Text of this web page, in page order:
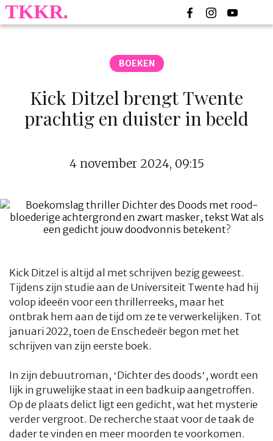
BOEKEN
Kick Ditzel brengt Twente
prachtig en duister in beeld
4 november 2024, 09:15
Kick Ditzel is altijd al met schrijven bezig geweest.
Tijdens zijn studie aan de Universiteit Twente had hij
volop ideeën voor een thrillerreeks, maar het
ontbrak hem aan de tijd om ze te verwerkelijken. Tot
januari 2022, toen de Enschedeër begon met het
schrijven van zijn eerste boek.
In zijn debuutroman, ‘Dichter des doods’, wordt een
lijk in gruwelijke staat in een badkuip aangetroffen.
Op de plaats delict ligt een gedicht, wat het mysterie
verder vergroot. De recherche staat voor de taak de
dader te vinden en meer moorden te voorkomen.